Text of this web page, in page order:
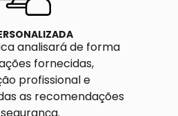
analisará de forma
fornecidas,
profissional e
as recomendações